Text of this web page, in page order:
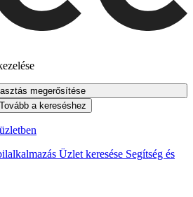
megerősítése
Tovább a kereséshez
Üzlet keresése Segítség és